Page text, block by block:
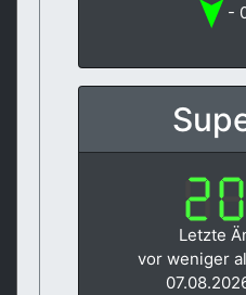
-
Letzte
vor weniger